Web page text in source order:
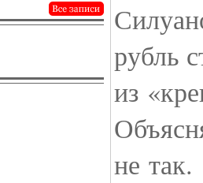
рубль
из
не так.